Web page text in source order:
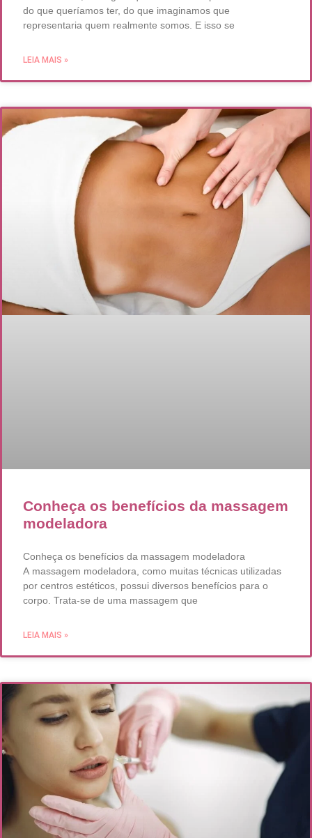
do que queríamos ter, do que imaginamos que
representaria quem realmente somos. E isso se
LEIA MAIS »
Conheça os benefícios da massagem
modeladora
Conheça os benefícios da massagem modeladora
A massagem modeladora, como muitas técnicas utilizadas
por centros estéticos, possui diversos benefícios para o
corpo. Trata-se de uma massagem que
LEIA MAIS »